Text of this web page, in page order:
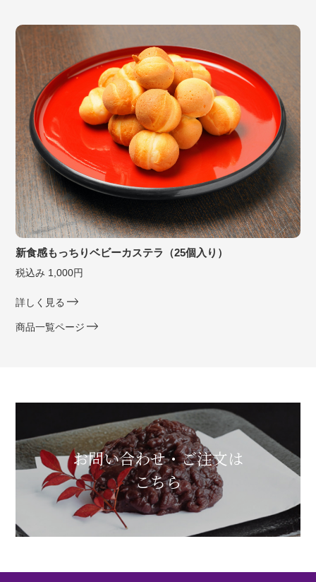
新食感もっちりベビーカステラ（25個入り）
税込み 1,000円
詳しく見る
商品一覧ページ
お問い合わせ・ご注文は
こちら